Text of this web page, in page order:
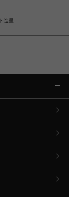
進呈